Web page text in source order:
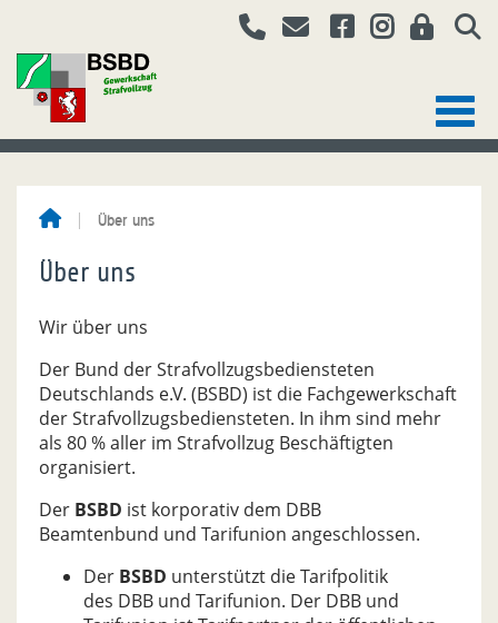
Über uns
Über uns
Wir über uns
Der Bund der Strafvollzugsbediensteten
Deutschlands e.V. (BSBD) ist die Fachgewerkschaft
der Strafvollzugsbedien­steten. In ihm sind mehr
als 80 % aller im Strafvollzug Beschäftigten
organisiert.
Der BSBD ist korporativ dem DBB
Beamtenbund und Tarifunion angeschlossen.
Der BSBD unterstützt die Tarifpolitik
des DBB und Tarifunion. Der DBB und